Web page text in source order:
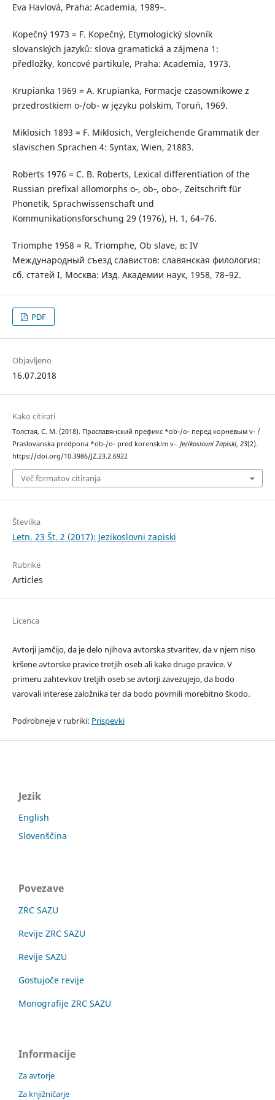
Eva Havlová, Praha: Academia, 1989–.
Kopečný 1973 = F. Kopečný, Etymologický slovník
slovanských jazyků: slova gramatická a zájmena 1:
předložky, koncové partikule, Praha: Academia, 1973.
Krupianka 1969 = A. Krupianka, Formacje czasownikowe z
przedrostkiem o-/ob- w języku polskim, Toruń, 1969.
Miklosich 1893 = F. Miklosich, Vergleichende Grammatik der
slavischen Sprachen 4: Syntax, Wien, 21883.
Roberts 1976 = C. B. Roberts, Lexical differentiation of the
Russian prefixal allomorphs o‑, ob‑, obo-, Zeitschrift für
Phonetik, Sprachwissenschaft und
Kommunikationsforschung 29 (1976), H. 1, 64–76.
Triomphe 1958 = R. Triomphe, Ob slave, в: IV
Международный съезд славистов: славянская филология:
сб. статей I, Москва: Изд. Академии наук, 1958, 78–92.
PDF
Objavljeno
16.07.2018
Kako citirati
Толстая, С. М. (2018). Праславянский префикс *ob‑/o‑ перед корневым v‑ /
Praslovanska predpona *ob‑/o‑ pred korenskim v‑. Jezikoslovni Zapiski, 23(2).
https://doi.org/10.3986/JZ.23.2.6922
Več formatov citiranja
Številka
Letn. 23 Št. 2 (2017): Jezikoslovni zapiski
Rubrike
Articles
Licenca
Avtorji jamčijo, da je delo njihova avtorska stvaritev, da v njem niso
kršene avtorske pravice tretjih oseb ali kake druge pravice. V
primeru zahtevkov tretjih oseb se avtorji zavezujejo, da bodo
varovali interese založnika ter da bodo povrnili morebitno škodo.
Podrobneje v rubriki: Prispevki
Jezik
English
Slovenščina
Povezave
ZRC SAZU
Revije ZRC SAZU
Revije SAZU
Gostujoče revije
Monografije ZRC SAZU
Informacije
Za avtorje
Za knjižničarje